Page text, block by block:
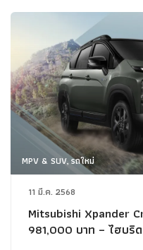
MPV & SUV, รถใหม่
11 มี.ค. 2568
Mitsubishi Xpander
981,000 บาท – ไฮบริ